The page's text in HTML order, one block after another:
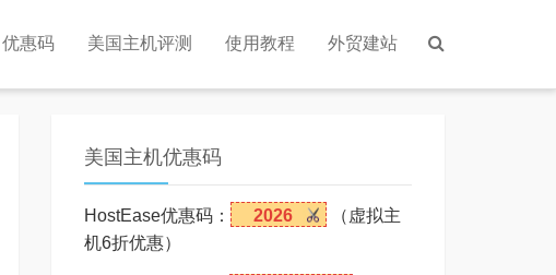
优惠码 美国主机评测 使用教程 外贸建站
美国主机优惠码
HostEase优惠码： 2026
（虚拟主
机6折优惠）